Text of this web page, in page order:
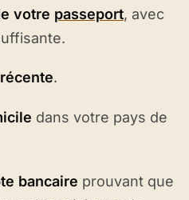
votre passeport, avec
.
dans votre pays de
bancaire prouvant que